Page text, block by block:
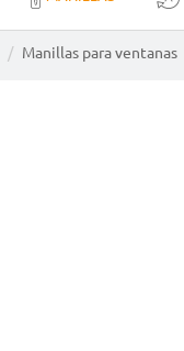
Manillas para ventanas